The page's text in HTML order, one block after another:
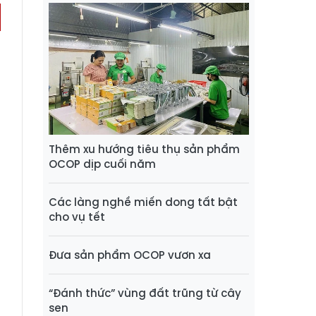
Thêm xu hướng tiêu thụ sản phẩm
OCOP dịp cuối năm
Các làng nghề miến dong tất bật
cho vụ tết
Đưa sản phẩm OCOP vươn xa
“Đánh thức” vùng đất trũng từ cây
sen